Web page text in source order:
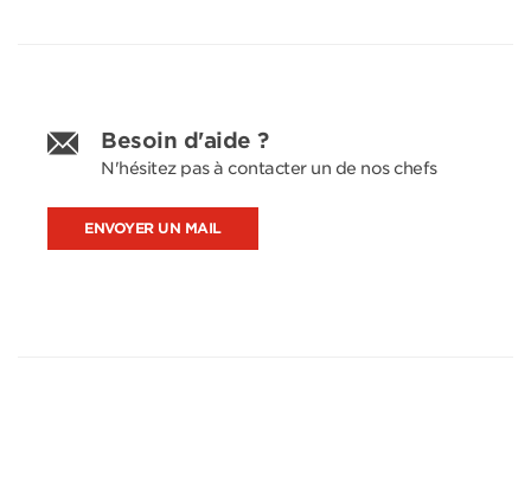
Besoin d'aide ?
N'hésitez pas à contacter un de nos chefs
ENVOYER UN MAIL